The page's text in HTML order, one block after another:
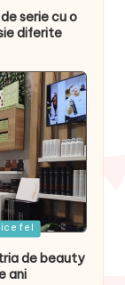
serie cu o
diferite
fel
de beauty
ani